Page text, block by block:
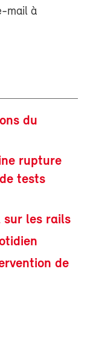
mail à
du
rupture
tests
sur les rails
de